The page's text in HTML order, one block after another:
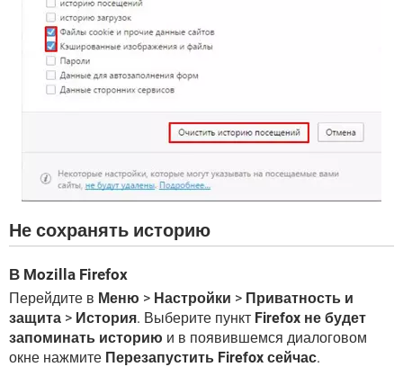
Не сохранять историю
В Mozilla Firefox
Перейдите в Меню > Настройки > Приватность и
защита > История. Выберите пункт Firefox не будет
запоминать историю и в появившемся диалоговом
окне нажмите Перезапустить Firefox сейчас.